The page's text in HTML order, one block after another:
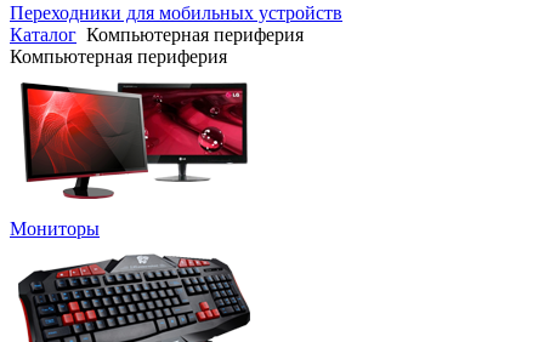
Переходники для мобильных устройств
Каталог Компьютерная периферия
Компьютерная периферия
Мониторы